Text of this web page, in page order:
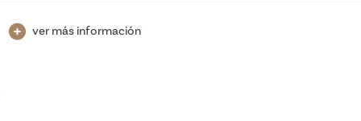
ver más información